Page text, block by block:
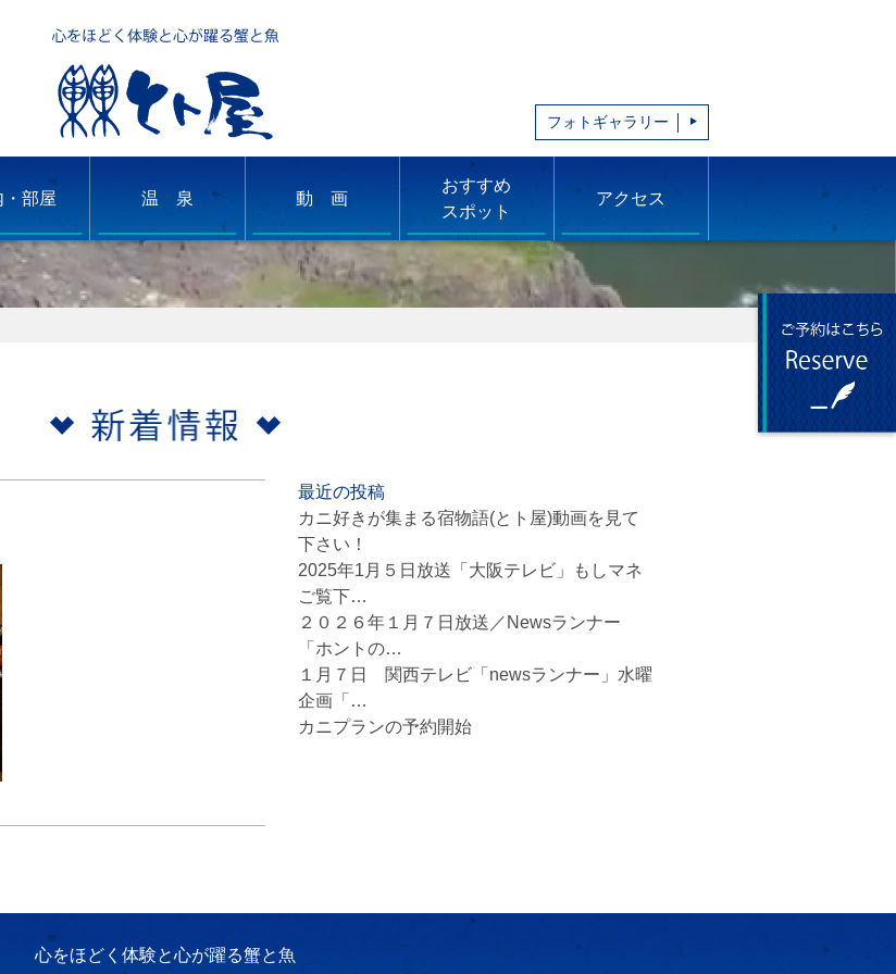
フォトギャラリー
・部屋 温 泉 動 画
おすすめ
スポット
アクセス
最近の投稿
カニ好きが集まる宿物語(とト屋)動画を見て
下さい！
2025年1月５日放送「大阪テレビ」もしマネ
ご覧下…
２０２６年１月７日放送／Newsランナー
「ホントの…
１月７日 関西テレビ「newsランナー」水曜
企画「…
カニプランの予約開始